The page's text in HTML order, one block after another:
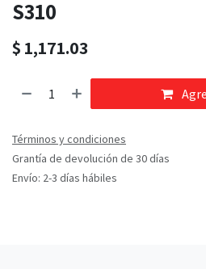
S310
$ 1,171.03
Términos y condiciones
Grantía de devolución de 30 días
Envío: 2-3 días hábiles